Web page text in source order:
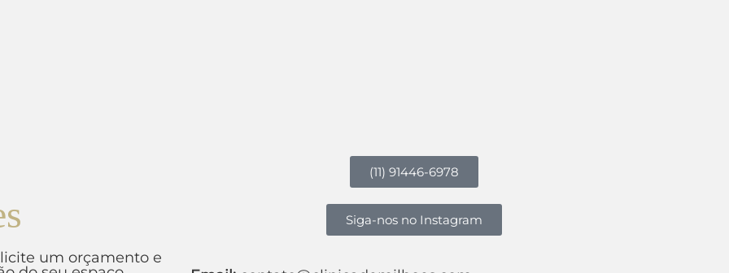
um orçamento e
(11) 91446-6978
Siga-nos no Instagram